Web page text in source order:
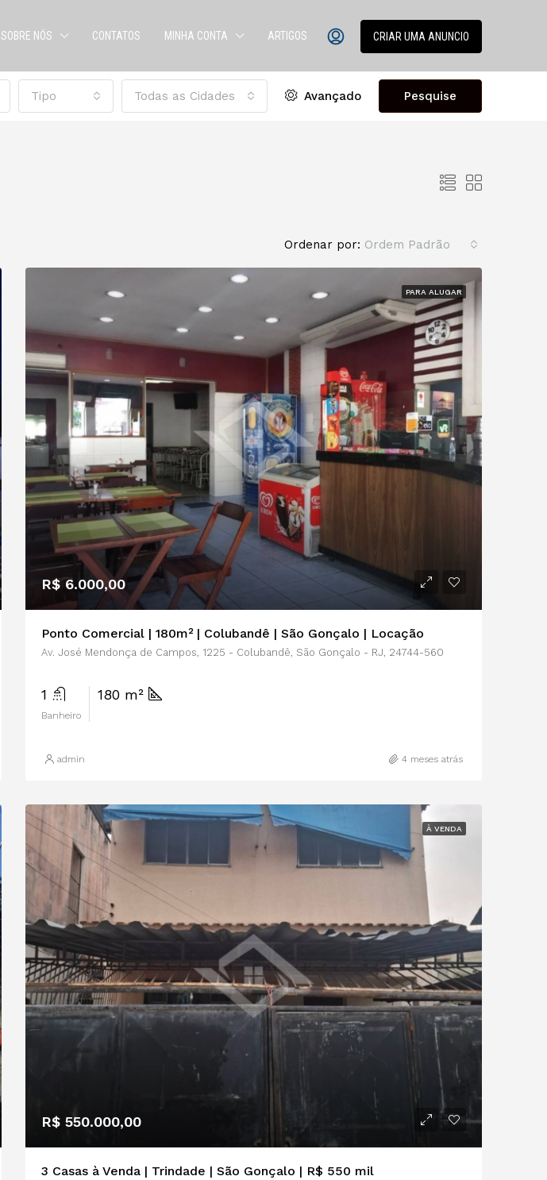
SOBRE NÓS CONTATOS MINHA CONTA ARTIGOS CRIAR UMA ANUNCIO
Tipo Todas as Cidades Avançado Pesquise
Ordenar por: Ordem Padrão
PARA ALUGAR
R$ 6.000,00
Ponto Comercial | 180m² | Colubandê | São Gonçalo | Locação
Av. José Mendonça de Campos, 1225 - Colubandê, São Gonçalo - RJ, 24744-560
1
Banheiro
180 m²
admin 4 meses atrás
À VENDA
R$ 550.000,00
3 Casas à Venda | Trindade | São Gonçalo | R$ 550 mil